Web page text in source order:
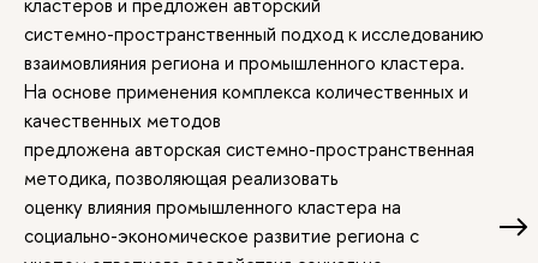
системно-пространственный подход к исследованию
взаимовлияния региона и промышленного кластера.
На основе применения комплекса количественных и
качественных методов
предложена авторская системно-пространственная
методика, позволяющая реализовать
оценку влияния промышленного кластера на
социально-экономическое развитие региона с